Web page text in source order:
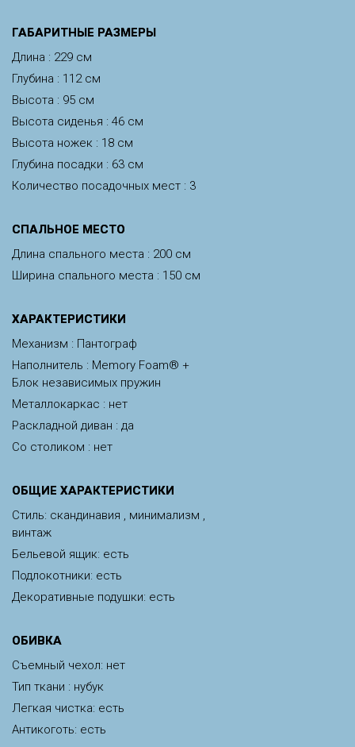
ГАБАРИТНЫЕ РАЗМЕРЫ
Длина : 229 см
Глубина : 112 см
Высота : 95 см
Высота сиденья : 46 см
Высота ножек : 18 см
Глубина посадки : 63 см
Количество посадочных мест : 3
CПАЛЬНОЕ МЕСТО
Длина спального места : 200 см
Ширина спального места : 150 см
ХАРАКТЕРИСТИКИ
Механизм : Пантограф
Наполнитель : Memory Foam® +
Блок независимых пружин
Металлокаркас : нет
Раскладной диван : да
Со столиком : нет
ОБЩИЕ ХАРАКТЕРИСТИКИ
Стиль: скандинавия , минимализм ,
винтаж
Бельевой ящик: есть
Подлокотники: есть
Декоративные подушки: есть
ОБИВКА
Съемный чехол: нет
Тип ткани : нубук
Легкая чистка: есть
Антикоготь: есть